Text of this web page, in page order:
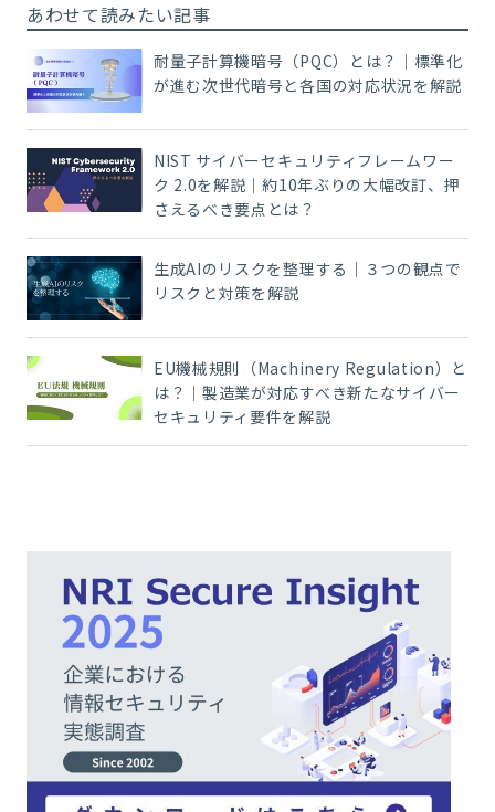
あわせて読みたい記事
耐量子計算機暗号（PQC）とは？｜標準化
が進む次世代暗号と各国の対応状況を解説
NIST サイバーセキュリティフレームワー
ク 2.0を解説｜約10年ぶりの大幅改訂、押
さえるべき要点とは？
生成AIのリスクを整理する｜３つの観点で
リスクと対策を解説
EU機械規則（Machinery Regulation）と
は？｜製造業が対応すべき新たなサイバー
セキュリティ要件を解説